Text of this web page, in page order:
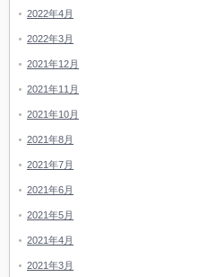
2022年4月
2022年3月
2021年12月
2021年11月
2021年10月
2021年8月
2021年7月
2021年6月
2021年5月
2021年4月
2021年3月